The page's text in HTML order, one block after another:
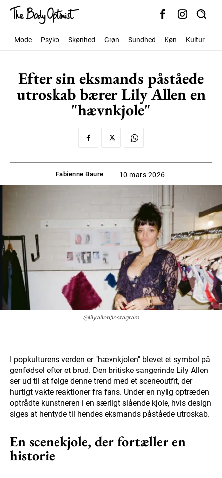
Mode Psyko Skønhed Grøn Sundhed Køn Kultur
Efter sin eksmands påståede
utroskab bærer Lily Allen en
"hævnkjole"
Fabienne Baure 10 mars 2026
@lilyallen/Instagram
I popkulturens verden er "hævnkjolen" blevet et symbol på
genfødsel efter et brud. Den britiske sangerinde Lily Allen
ser ud til at følge denne trend med et sceneoutfit, der
hurtigt vakte reaktioner fra fans. Under en nylig optræden
optrådte kunstneren i en særligt slående kjole, hvis design
siges at hentyde til hendes eksmands påståede utroskab.
En scenekjole, der fortæller en
historie